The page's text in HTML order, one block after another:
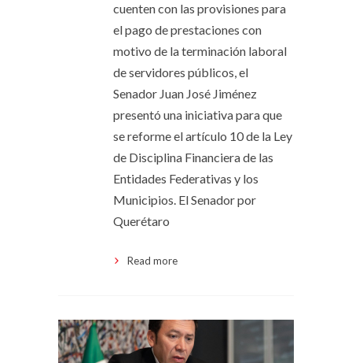
cuenten con las provisiones para
el pago de prestaciones con
motivo de la terminación laboral
de servidores públicos, el
Senador Juan José Jiménez
presentó una iniciativa para que
se reforme el artículo 10 de la Ley
de Disciplina Financiera de las
Entidades Federativas y los
Municipios. El Senador por
Querétaro
Read more